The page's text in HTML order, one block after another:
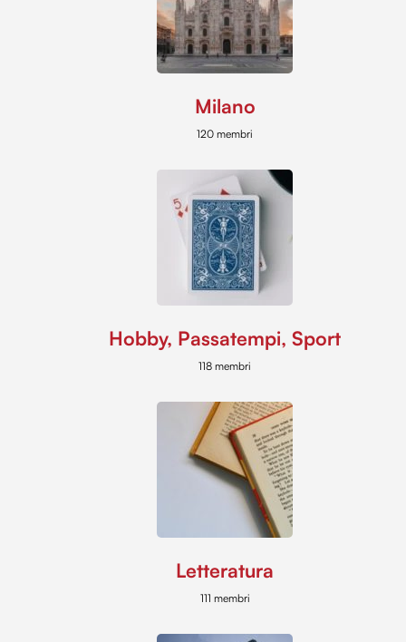
Milano
120 membri
Hobby, Passatempi, Sport
118 membri
Letteratura
111 membri